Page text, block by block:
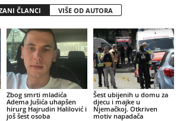
ČLANCI VIŠE OD AUTORA
Zbog smrti mladića
Adema Jušića uhapšen
hirurg Hajrudin Halilović i
još šest osoba
Šest ubijenih u domu za
djecu i majke u
Njemačkoj. Otkriven
motiv napadača